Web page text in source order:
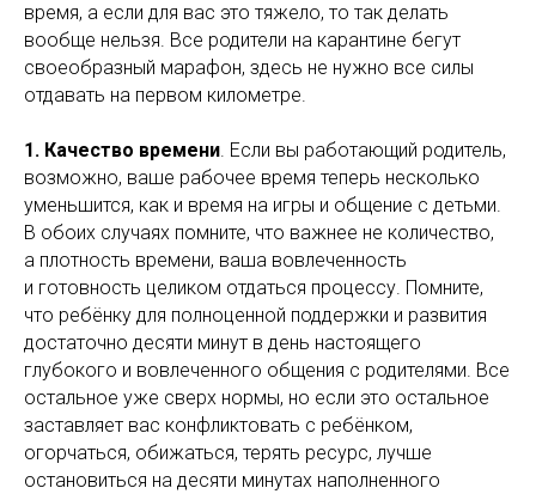
время, а если для вас это тяжело, то так делать
вообще нельзя. Все родители на карантине бегут
своеобразный марафон, здесь не нужно все силы
отдавать на первом километре.
1. Качество времени. Если вы работающий родитель,
возможно, ваше рабочее время теперь несколько
уменьшится, как и время на игры и общение с детьми.
В обоих случаях помните, что важнее не количество,
а плотность времени, ваша вовлеченность
и готовность целиком отдаться процессу. Помните,
что ребёнку для полноценной поддержки и развития
достаточно десяти минут в день настоящего
глубокого и вовлеченного общения с родителями. Все
остальное уже сверх нормы, но если это остальное
заставляет вас конфликтовать с ребёнком,
огорчаться, обижаться, терять ресурс, лучше
остановиться на десяти минутах наполненного